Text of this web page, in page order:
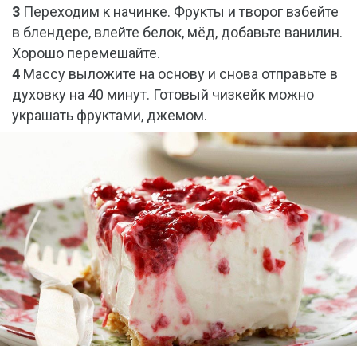
3 Переходим к начинке. Фрукты и творог взбейте
в блендере, влейте белок, мёд, добавьте ванилин.
Хорошо перемешайте.
4 Массу выложите на основу и снова отправьте в
духовку на 40 минут. Готовый чизкейк можно
украшать фруктами, джемом.